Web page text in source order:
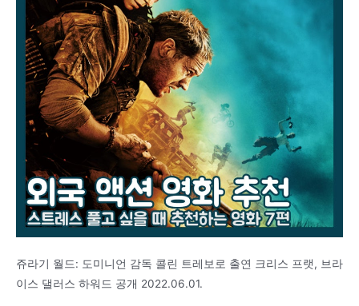
쥬라기 월드: 도미니언 감독 콜린 트레보로 출연 크리스 프랫, 브라
이스 댈러스 하워드 공개 2022.06.01.